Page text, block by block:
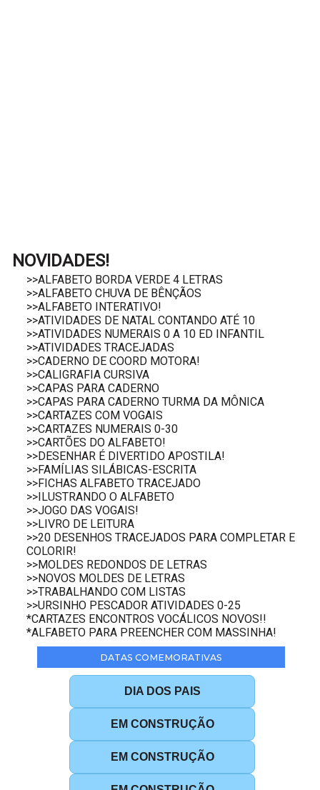
NOVIDADES!
>>ALFABETO BORDA VERDE 4 LETRAS
>>ALFABETO CHUVA DE BÊNÇÃOS
>>ALFABETO INTERATIVO!
>>ATIVIDADES DE NATAL CONTANDO ATÉ 10
>>ATIVIDADES NUMERAIS 0 A 10 ED INFANTIL
>>ATIVIDADES TRACEJADAS
>>CADERNO DE COORD MOTORA!
>>CALIGRAFIA CURSIVA
>>CAPAS PARA CADERNO
>>CAPAS PARA CADERNO TURMA DA MÔNICA
>>CARTAZES COM VOGAIS
>>CARTAZES NUMERAIS 0-30
>>CARTÕES DO ALFABETO!
>>DESENHAR É DIVERTIDO APOSTILA!
>>FAMÍLIAS SILÁBICAS-ESCRITA
>>FICHAS ALFABETO TRACEJADO
>>ILUSTRANDO O ALFABETO
>>JOGO DAS VOGAIS!
>>LIVRO DE LEITURA
>>20 DESENHOS TRACEJADOS PARA COMPLETAR E
COLORIR!
>>MOLDES REDONDOS DE LETRAS
>>NOVOS MOLDES DE LETRAS
>>TRABALHANDO COM LISTAS
>>URSINHO PESCADOR ATIVIDADES 0-25
*CARTAZES ENCONTROS VOCÁLICOS NOVOS!!
*ALFABETO PARA PREENCHER COM MASSINHA!
DATAS COMEMORATIVAS
DIA DOS PAIS
EM CONSTRUÇÃO
EM CONSTRUÇÃO